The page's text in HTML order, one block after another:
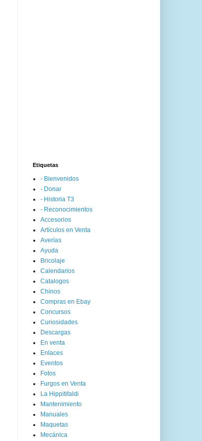
Etiquetas
- Bienvenidos
- Donar
- Historia T3
- Reconocimientos
Accesorios
Artículos en Venta
Averías
Ayuda
Bricolaje
Calendarios
Catalogos
Chinos
Compras en Ebay
Concursos
Curiosidades
Descargas
En venta
Enlaces
Eventos
Fotos
Furgos en Venta
La Hippitifaldi
Mantenimiento
Manuales
Maquetas
Mecánica